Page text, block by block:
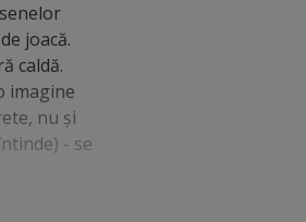
joacă.
caldă.
imagine
nu şi
- se